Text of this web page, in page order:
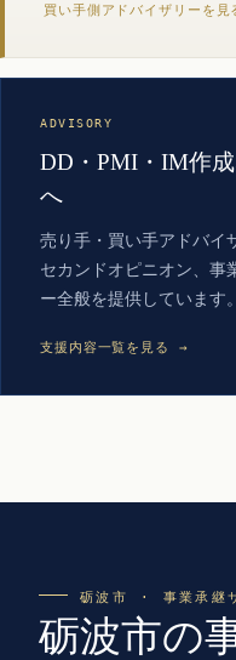
買い手側アドバイザリーを
ADVISORY
DD・PMI・IM作
へ
売り手・買い手アドバイ
セカンドオピニオン、事
ー全般を提供しています。
支援内容一覧を見る →
砺波市 · 事業承継
砺波市の